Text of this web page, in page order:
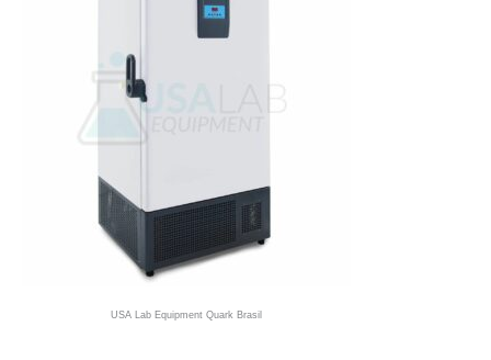
USA Lab Equipment Quark Brasil